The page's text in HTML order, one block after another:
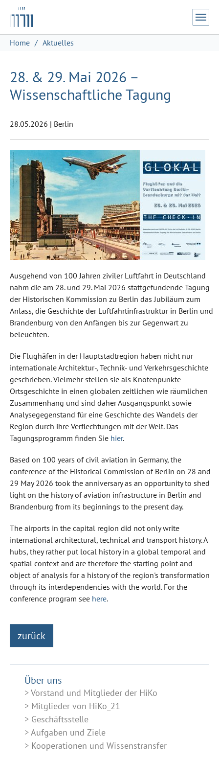
Zum Hauptinhalt springen
Skip to page footer
Sie sind hier:
Home Aktuelles
28. & 29. Mai 2026 –
Wissenschaftliche Tagung
28.05.2026 | Berlin
Ausgehend von 100 Jahren ziviler Luftfahrt in Deutschland
nahm die am 28. und 29. Mai 2026 stattgefundende Tagung
der Historischen Kommission zu Berlin das Jubiläum zum
Anlass, die Geschichte der Luftfahrtinfrastruktur in Berlin und
Brandenburg von den Anfängen bis zur Gegenwart zu
beleuchten.
Die Flughäfen in der Hauptstadtregion haben nicht nur
internationale Architektur-, Technik- und Verkehrsgeschichte
geschrieben. Vielmehr stellen sie als Knotenpunkte
Ortsgeschichte in einen globalen zeitlichen wie räumlichen
Zusammenhang und sind daher Ausgangspunkt sowie
Analysegegenstand für eine Geschichte des Wandels der
Region durch ihre Verflechtungen mit der Welt. Das
Tagungsprogramm finden Sie hier.
Based on 100 years of civil aviation in Germany, the
conference of the Historical Commission of Berlin on 28 and
29 May 2026 took the anniversary as an opportunity to shed
light on the history of aviation infrastructure in Berlin and
Brandenburg from its beginnings to the present day.
The airports in the capital region did not only write
international architectural, technical and transport history. A
hubs, they rather put local history in a global temporal and
spatial context and are therefore the starting point and
object of analysis for a history of the region's transformation
through its interdependencies with the world. For the
conference program see here.
zurück
Über uns
Vorstand und Mitglieder der HiKo
Mitglieder von HiKo_21
Geschäftsstelle
Aufgaben und Ziele
Kooperationen und Wissenstransfer